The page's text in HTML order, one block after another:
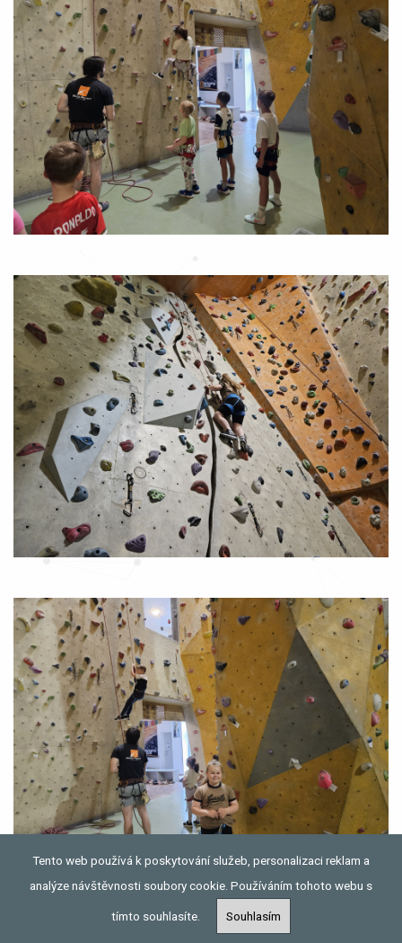
Tento web používá k poskytování služeb, personalizaci reklam a
analýze návštěvnosti soubory cookie. Používáním tohoto webu s
tímto souhlasíte. Souhlasím